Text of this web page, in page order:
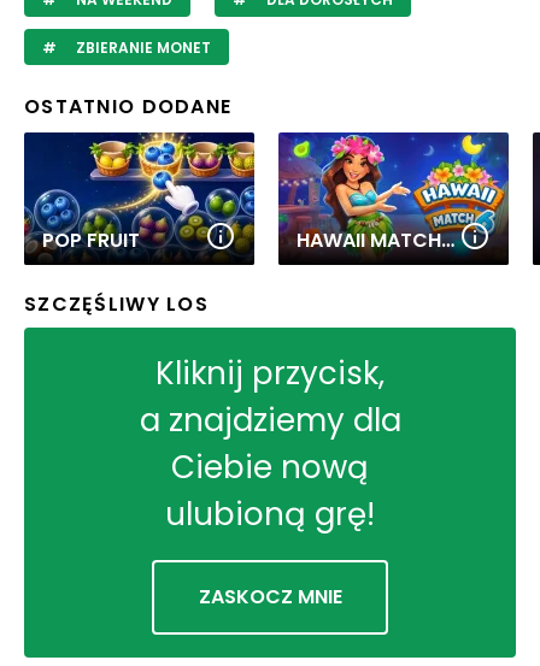
ZBIERANIE MONET
OSTATNIO DODANE
POP FRUIT HAWAII MATCH 6
SZCZĘŚLIWY LOS
Kliknij przycisk,
a znajdziemy dla
Ciebie nową
ulubioną grę!
ZASKOCZ MNIE